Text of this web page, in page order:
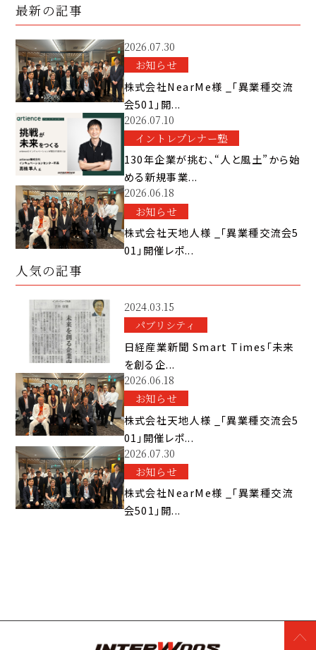
最新の記事
2026.07.30
お知らせ
株式会社NearMe様 _「異業種交流
会501」開...
2026.07.10
イントレプレナー塾
130年企業が挑む、“人と風土”から始
める新規事業...
2026.06.18
お知らせ
株式会社天地人様 _「異業種交流会5
01」開催レポ...
人気の記事
2024.03.15
パブリシティ
日経産業新聞 Smart Times「未来
を創る企...
2026.06.18
お知らせ
株式会社天地人様 _「異業種交流会5
01」開催レポ...
2026.07.30
お知らせ
株式会社NearMe様 _「異業種交流
会501」開...